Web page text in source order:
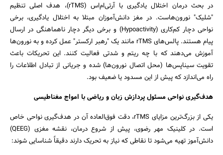
جستجو
در بحث درمان اختلال یادگیری با آرتی‌ام‌اس (rTMS)، هدف اصلی تنظیم
"شلیک" نورون‌هاست. در مغز دانش‌آموزان مبتلا به اختلال یادگیری، برخی
نواحی دچار کم‌کاری (Hypoactivity) و برخی دیگر دچار ناهماهنگی در ارسال
پیام هستند. پالس‌های rTMS مانند یک "رهبر ارکستر" عمل کرده و به نورون‌ها
آموزش می‌دهند که با چه ریتم و شدتی فعالیت کنند. این تحریکات باعث
تقویت سیناپس‌ها (محل اتصال نورون‌ها) شده و جریانی از تبادل اطلاعات را
راه می‌اندازد که پیش از این مسدود یا ضعیف بود.
هدف‌گیری نواحی مسئول پردازش زبان و ریاضی با امواج مغناطیسی
یکی از بزرگ‌ترین مزایای rTMS، دقت فوق‌العاده آن در هدف‌گیری نواحی خاص
است. در کلینیک مهر رضوی، پیش از شروع درمان، نقشه مغزی (QEEG)
دانش‌آموز تهیه می‌شود تا نقاطی که نیاز به تحریک دارند دقیقاً شناسایی شوند: